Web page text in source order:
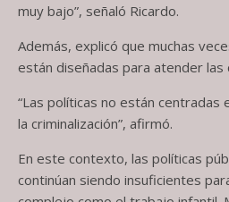
muy bajo”, señaló Ricardo.
Además, explicó que muchas
están diseñadas para atender las
“Las políticas no están centradas
la criminalización”, afirmó.
En este contexto, las políticas
continúan siendo insuficientes